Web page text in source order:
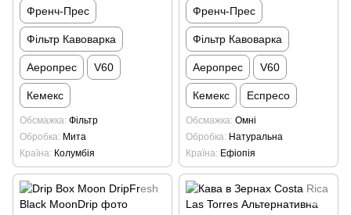
Френч-Прес
Фільтр Кавоварка
Аеропрес V60
Кемекс
Обсмажка Фільтр
Обробка Мита
Країна Колумбія
Френч-Прес
Фільтр Кавоварка
Аеропрес V60
Кемекс Еспресо
Обсмажка Омні
Обробка Натуральна
Країна Ефіопія